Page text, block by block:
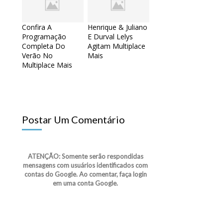
Confira A
Programação
Completa Do
Verão No
Multiplace Mais
Henrique & Juliano
E Durval Lelys
Agitam Multiplace
Mais
Postar Um Comentário
ATENÇÃO: Somente serão respondidas
mensagens com usuários identificados com
contas do Google. Ao comentar, faça login
em uma conta Google.